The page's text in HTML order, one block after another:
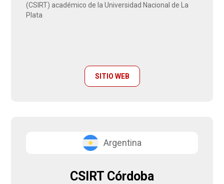
(CSIRT) académico de la Universidad Nacional de La
Plata
SITIO WEB
Argentina
CSIRT Córdoba